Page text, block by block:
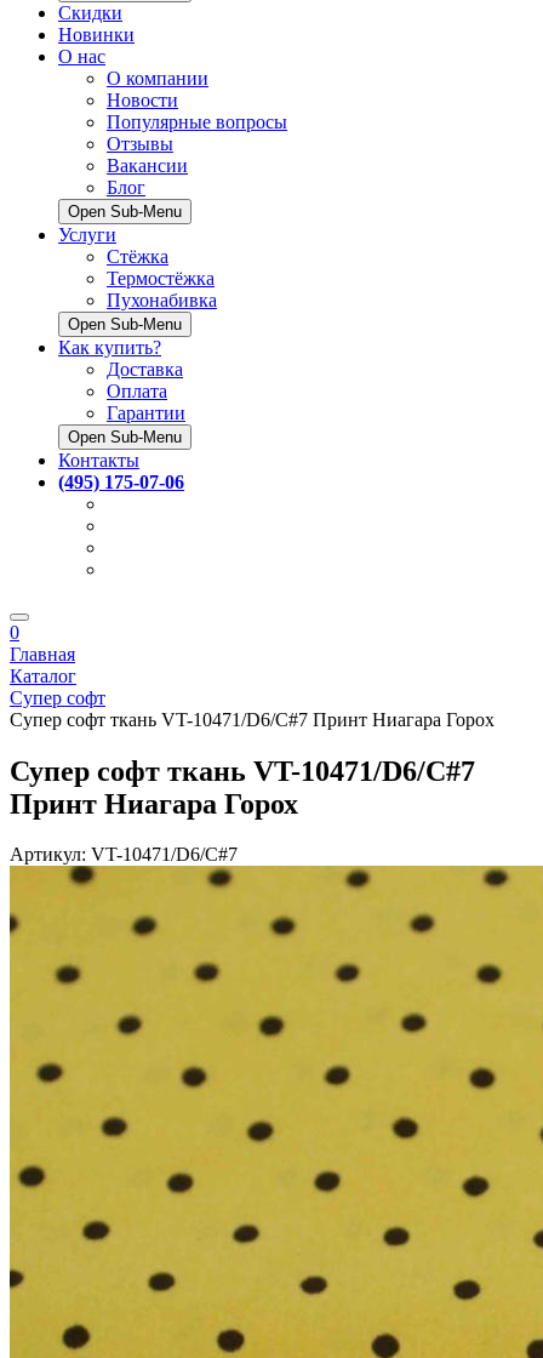
Скидки
Новинки
О нас
О компании
Новости
Популярные вопросы
Отзывы
Вакансии
Блог
Open Sub-Menu
Услуги
Стёжка
Термостёжка
Пухонабивка
Open Sub-Menu
Как купить?
Доставка
Оплата
Гарантии
Open Sub-Menu
Контакты
(495) 175-07-06
0
Главная
Каталог
Супер софт
Супер софт ткань VT-10471/D6/C#7 Принт Ниагара Горох
Супер софт ткань VT-10471/D6/C#7
Принт Ниагара Горох
Артикул: VT-10471/D6/C#7